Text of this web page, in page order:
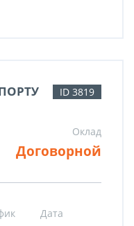
ID 3819
Оклад
Договорной
Дата